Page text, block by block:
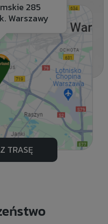
285
Warszawy
TRASĘ